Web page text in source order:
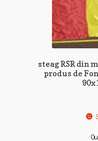
steag RSR din
produs de